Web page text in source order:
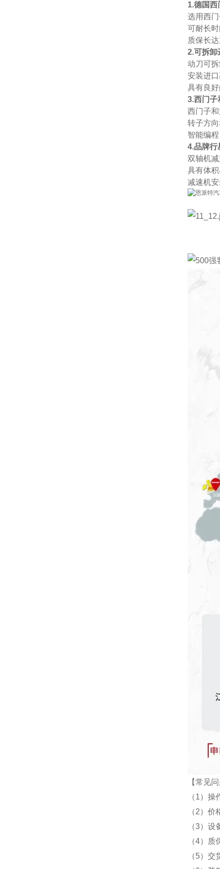
1.德国西
选用西
可耐长
质保长
2.可拆卸
动刀可
安装进
具有良
3.西门子
西门子
转子方
智能编
4.品牌行
双轴机
具有体
减速机
【常见
（1）
（2）
（3）
（4）质
（5）